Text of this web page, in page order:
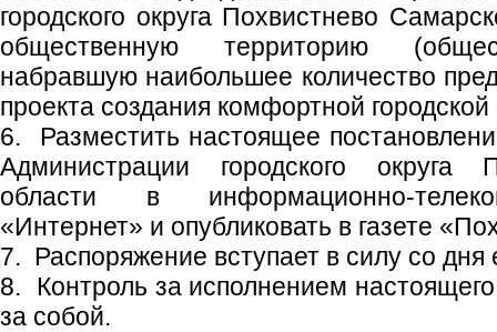
городского округа Похвистнево
общественную территорию
набравшую наибольшее количество
проекта создания комфортной
6. Разместить настоящее
Администрации городского округа
области в информационно-
«Интернет» и опубликовать в газете
7. Распоряжение вступает в силу со дня
8. Контроль за исполнением
за собой.